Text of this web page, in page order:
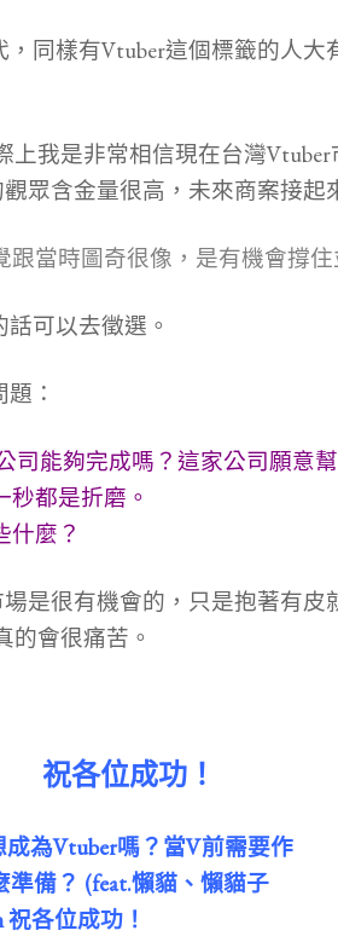
同樣有Vtuber這個標籤的人大
上我是非常相信現在台灣Vtuber
眾含金量很高，未來商案接起
跟當時圖奇很像，是有機會撐
可以去徵選。
：
司能夠完成嗎？這家公司願意
都是折磨。
什麼？
是很有機會的，只是抱著有皮
的會很痛苦。
祝各位成功！